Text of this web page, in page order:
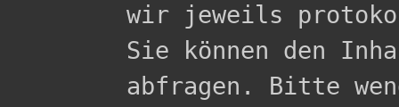
wir jeweils
Sie können den
abfragen. Bitte